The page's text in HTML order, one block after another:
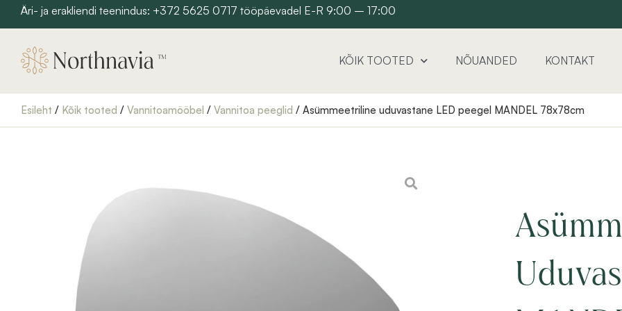
to
content
Äri- ja erakliendi teenindus: +372 5625 0717 tööpäevadel E-R 9:00 – 17:00
KÕIK TOOTED NÕUANDED KONTAKT
Esileht / Kõik tooted / Vannitoamööbel / Vannitoa peeglid / Asümmeetriline uduvastane LED peegel MANDEL 78x78cm